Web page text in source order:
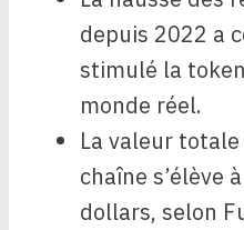
depuis 2022 a
stimulé la
monde réel.
La valeur
chaîne s’élève
dollars, selon